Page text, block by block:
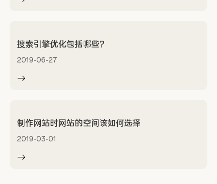
搜索引擎优化包括哪些？
2019-06-27
制作网站时网站的空间该如何选择
2019-03-01